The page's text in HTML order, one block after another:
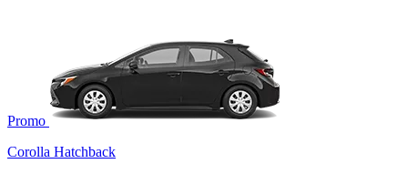
Promo
Corolla Hatchback